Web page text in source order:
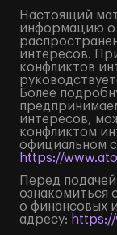
Настоящий
информацию о
интересов.
конфликтов
Более
интересов,
конфликтом
официальном
https://
Перед
ознакомиться
о финансовых
адресу: